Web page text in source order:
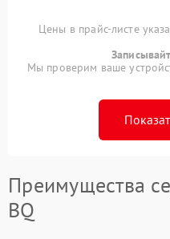
Цены в прайс-листе
Мы проверим ваше
Преимущества
BQ